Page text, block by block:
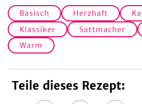
Basisch Herzhaft
Klassiker
Sattmacher
Warm
Teile dieses Rezept: